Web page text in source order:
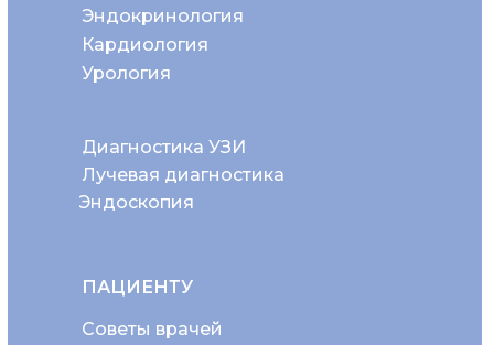
Диагностика УЗИ
Эндоскопия
Эндокринология
Кардиология
Урология
Лучевая диагностика
ПАЦИЕНТУ
Советы врачей